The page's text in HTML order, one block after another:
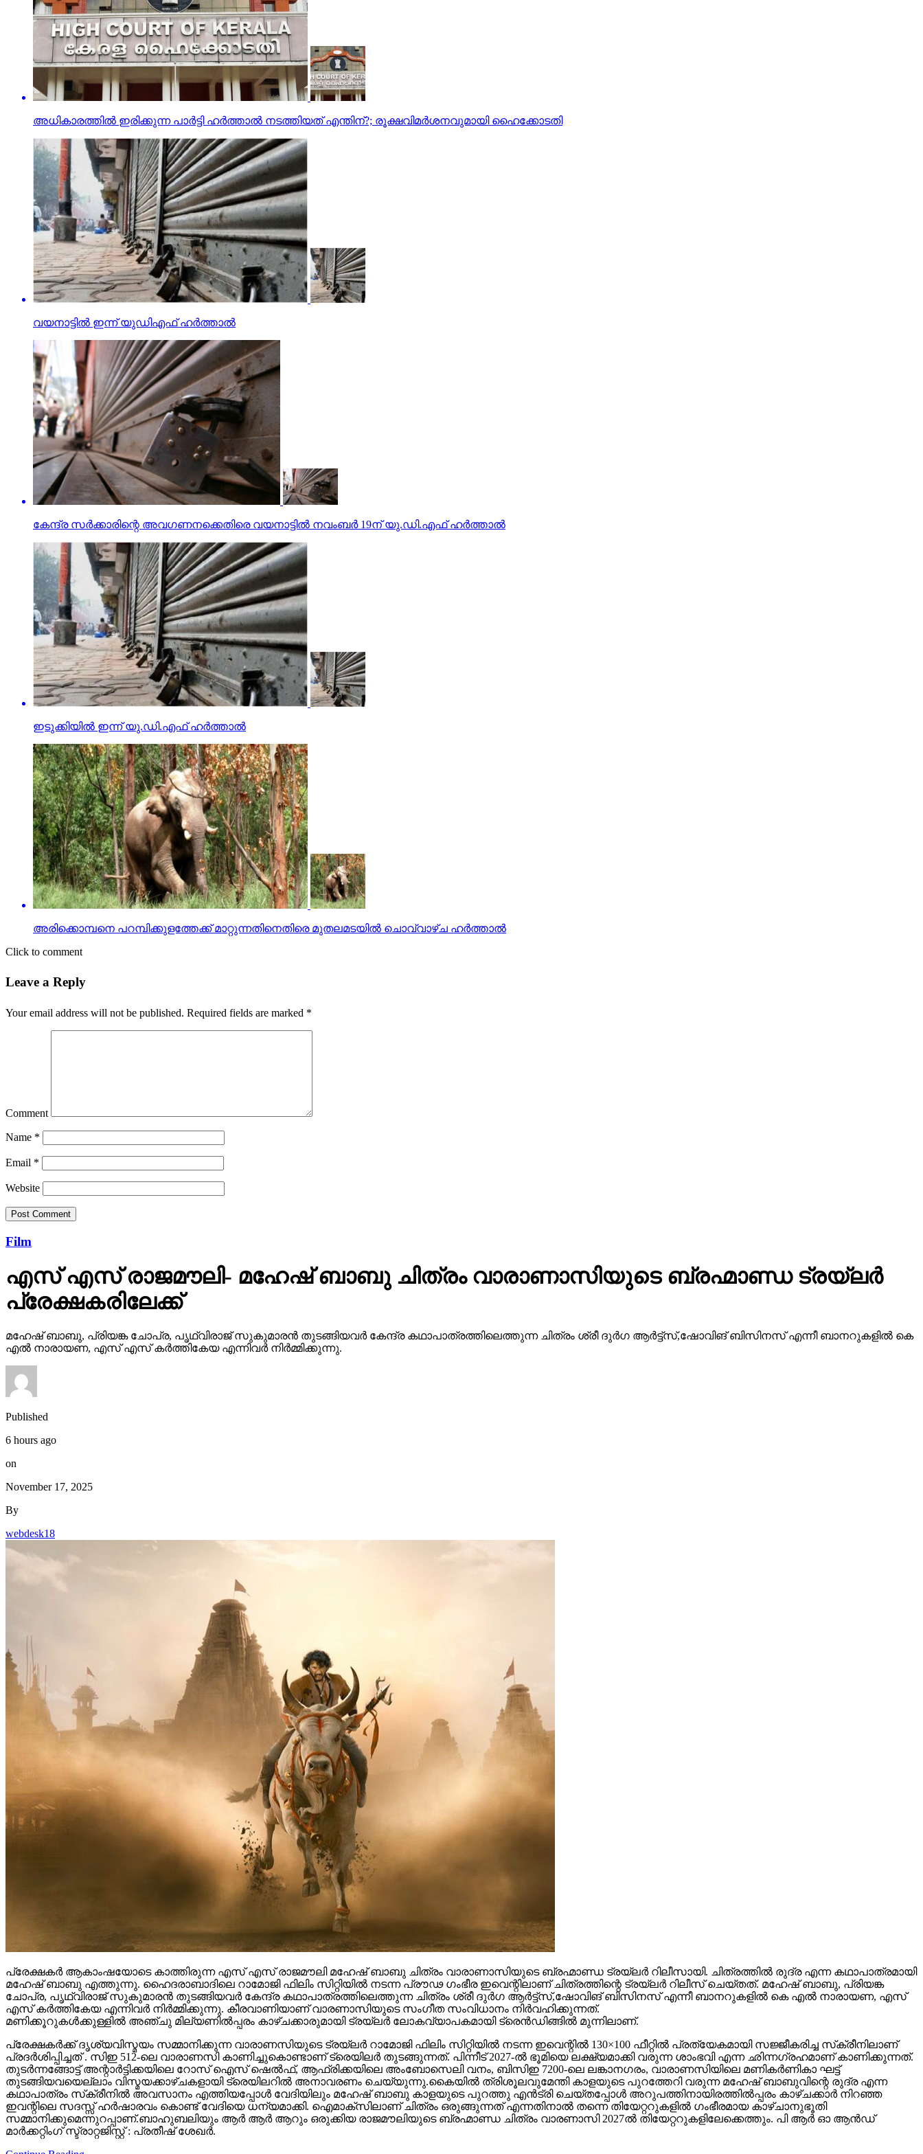
അധികാരത്തില്‍ ഇരിക്കുന്ന പാര്‍ട്ടി ഹര്‍ത്താല്‍ നടത്തിയത് എന്തിന്?; രൂക്ഷവിമര്‍ശനവുമായി ഹൈക്കോടതി
വയനാട്ടില്‍ ഇന്ന് യുഡിഎഫ് ഹര്‍ത്താല്‍
കേന്ദ്ര സര്‍ക്കാരിന്റെ അവഗണനക്കെതിരെ വയനാട്ടില്‍ നവംബര്‍ 19ന് യു.ഡി.എഫ് ഹര്‍ത്താല്‍
ഇടുക്കിയില്‍ ഇന്ന് യു.ഡി.എഫ് ഹര്‍ത്താല്‍
അരിക്കൊമ്പനെ പറമ്പിക്കുളത്തേക്ക് മാറ്റുന്നതിനെതിരെ മുതലമടയില്‍ ചൊവ്വാഴ്ച ഹര്‍ത്താല്‍
Click to comment
Leave a Reply
Your email address will not be published. Required fields are marked *
Comment
Name *
Email *
Website
Film
എസ് എസ് രാജമൗലി- മഹേഷ് ബാബു ചിത്രം വാരാണാസിയുടെ ബ്രഹ്മാണ്ഡ ട്രയ്ലർ
പ്രേക്ഷകരിലേക്ക്
മഹേഷ് ബാബു, പ്രിയങ്ക ചോപ്ര, പൃഥ്വിരാജ് സുകുമാരൻ തുടങ്ങിയവർ കേന്ദ്ര കഥാപാത്രത്തിലെത്തുന്ന ചിത്രം ശ്രീ ദുർഗ ആർട്ട്സ്,ഷോവിങ് ബിസിനസ് എന്നീ ബാനറുകളിൽ കെ
എൽ നാരായണ, എസ് എസ് കർത്തികേയ എന്നിവർ നിർമ്മിക്കുന്നു.
Published
6 hours ago
on
November 17, 2025
By
webdesk18
പ്രേക്ഷകർ ആകാംഷയോടെ കാത്തിരുന്ന എസ് എസ് രാജമൗലി മഹേഷ് ബാബു ചിത്രം വാരാണാസിയുടെ ബ്രഹ്മാണ്ഡ ട്രയ്ലർ റിലീസായി. ചിത്രത്തിൽ രുദ്ര എന്ന കഥാപാത്രമായി
മഹേഷ് ബാബു എത്തുന്നു. ഹൈദരാബാദിലെ റാമോജി ഫിലിം സിറ്റിയിൽ നടന്ന പ്രൗഢ ഗംഭീര ഇവെന്റിലാണ് ചിത്രത്തിന്റെ ട്രയ്ലർ റിലീസ് ചെയ്തത്. മഹേഷ് ബാബു, പ്രിയങ്ക
ചോപ്ര, പൃഥ്വിരാജ് സുകുമാരൻ തുടങ്ങിയവർ കേന്ദ്ര കഥാപാത്രത്തിലെത്തുന്ന ചിത്രം ശ്രീ ദുർഗ ആർട്ട്സ്,ഷോവിങ് ബിസിനസ് എന്നീ ബാനറുകളിൽ കെ എൽ നാരായണ, എസ്
എസ് കർത്തികേയ എന്നിവർ നിർമ്മിക്കുന്നു. കീരവാണിയാണ് വാരണാസിയുടെ സംഗീത സംവിധാനം നിർവഹിക്കുന്നത്.
മണിക്കൂറുകൾക്കുള്ളിൽ അഞ്ചു മില്യണിൽപ്പരം കാഴ്ചക്കാരുമായി ട്രയ്ലർ ലോകവ്യാപകമായി ട്രെൻഡിങ്ങിൽ മുന്നിലാണ്.
പ്രേക്ഷകർക്ക് ദൃശ്യവിസ്മയം സമ്മാനിക്കുന്ന വാരാണസിയുടെ ട്രയ്ലർ റാമോജി ഫിലിം സിറ്റിയിൽ നടന്ന ഇവെന്റിൽ 130×100 ഫീറ്റിൽ പ്രത്യേകമായി സജ്ജീകരിച്ച സ്‌ക്രീനിലാണ്
പ്രദർശിപ്പിച്ചത് . സിഇ 512-ലെ വാരാണസി കാണിച്ചുകൊണ്ടാണ് ട്രെയിലര്‍ തുടങ്ങുന്നത്. പിന്നീട് 2027-ല്‍ ഭൂമിയെ ലക്ഷ്യമാക്കി വരുന്ന ശാംഭവി എന്ന ഛിന്നഗ്രഹമാണ് കാണിക്കുന്നത്.
തുടര്‍ന്നങ്ങോട്ട് അന്റാര്‍ട്ടിക്കയിലെ റോസ് ഐസ് ഷെല്‍ഫ്, ആഫ്രിക്കയിലെ അംബോസെലി വനം, ബിസിഇ 7200-ലെ ലങ്കാനഗരം, വാരാണസിയിലെ മണികര്‍ണികാ ഘട്ട്
തുടങ്ങിയവയെല്ലാം വിസ്മയക്കാഴ്ചകളായി ട്രെയിലറില്‍ അനാവരണം ചെയ്യുന്നു.കൈയില്‍ ത്രിശൂലവുമേന്തി കാളയുടെ പുറത്തേറി വരുന്ന മഹേഷ് ബാബുവിന്റെ രുദ്ര എന്ന
കഥാപാത്രം സ്‌ക്രീനിൽ അവസാനം എത്തിയപ്പോൾ വേദിയിലും മഹേഷ് ബാബു കാളയുടെ പുറത്തു എൻട്രി ചെയ്തപ്പോൾ അറുപത്തിനായിരത്തിൽപ്പരം കാഴ്ചക്കാർ നിറഞ്ഞ
ഇവന്റിലെ സദസ്സ് ഹർഷാരവം കൊണ്ട് വേദിയെ ധന്യമാക്കി. ഐമാക്‌സിലാണ് ചിത്രം ഒരുങ്ങുന്നത് എന്നതിനാല്‍ തന്നെ തിയേറ്ററുകളില്‍ ഗംഭീരമായ കാഴ്ചാനുഭൂതി
സമ്മാനിക്കുമെന്നുറപ്പാണ്.ബാഹുബലിയും ആർ ആർ ആറും ഒരുക്കിയ രാജമൗലിയുടെ ബ്രഹ്മാണ്ഡ ചിത്രം വാരണാസി 2027ൽ തിയേറ്ററുകളിലേക്കെത്തും. പി ആർ ഓ ആൻഡ്
മാർക്കറ്റിംഗ് സ്ട്രാറ്റജിസ്റ്റ് : പ്രതീഷ് ശേഖർ.